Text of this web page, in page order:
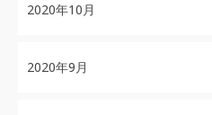
2020年10月
2020年9月